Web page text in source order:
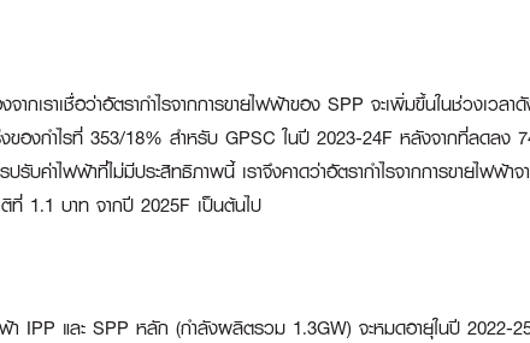
เราเชื่อว่าอัตรากำไรจากการขายไฟฟ้าของ SPP จะเพิ่มขึ้นในช่วงเว
องกำไรที่ 353/18% สำหรับ GPSC ในปี 2023-24F หลังจากที่ลดลง
บค่าไฟฟ้าที่ไม่มีประสิทธิภาพนี้ เราจึงคาดว่าอัตรากำไรจากการขายไฟฟ้
1.1 บาท จากปี 2025F เป็นต้นไป
IPP และ SPP หลัก (กำลังผลิตรวม 1.3GW) จะหมดอายุในปี 2022-